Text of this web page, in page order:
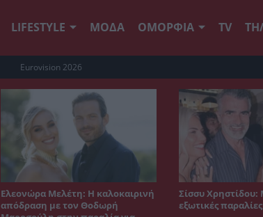
LIFESTYLE ΜΟΔΑ ΟΜΟΡΦΙΑ TV
Eurovision 2026
Ελεονώρα Μελέτη: Η καλοκαιρινή
απόδραση με τον Θοδωρή
Σίσσυ Χρηστίδου:
εξωτικές